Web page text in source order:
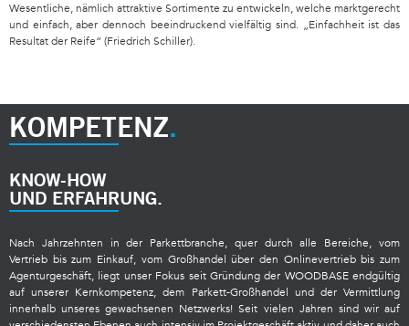
Wesentliche, nämlich attraktive Sortimente zu entwickeln, welche marktgerecht
und einfach, aber dennoch beeindruckend vielfältig sind. „Einfachheit ist das
Resultat der Reife“ (Friedrich Schiller).
KOMPETENZ
KNOW-HOW
UND ERFAHRUNG.
Nach Jahrzehnten in der Parkettbranche, quer durch alle Bereiche, vom
Vertrieb bis zum Einkauf, vom Großhandel über den Onlinevertrieb bis zum
Agenturgeschäft, liegt unser Fokus seit Gründung der WOODBASE endgültig
auf unserer Kernkompetenz, dem Parkett-Großhandel und der Vermittlung
innerhalb unseres gewachsenen Netzwerks! Seit vielen Jahren sind wir auf